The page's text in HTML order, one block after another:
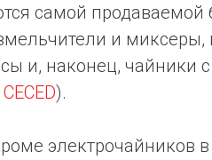
самой продаваемой
и миксеры,
и, наконец, чайники
).
электрочайников